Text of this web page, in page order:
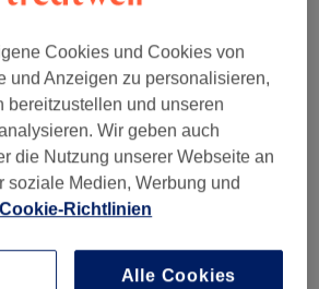
( 1)
ab 20 €
2) ab 115 €
Cookies und Cookies von
und Anzeigen zu personalisieren,
bereitzustellen und unseren
Wir geben auch
die Nutzung unserer Webseite an
soziale Medien, Werbung und
Cookie-Richtlinien
Alle Cookies